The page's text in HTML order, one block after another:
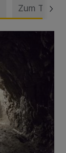
Zum Thema